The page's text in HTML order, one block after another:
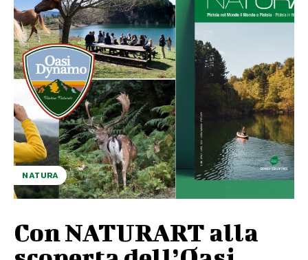
NATURA
Con NATURART alla